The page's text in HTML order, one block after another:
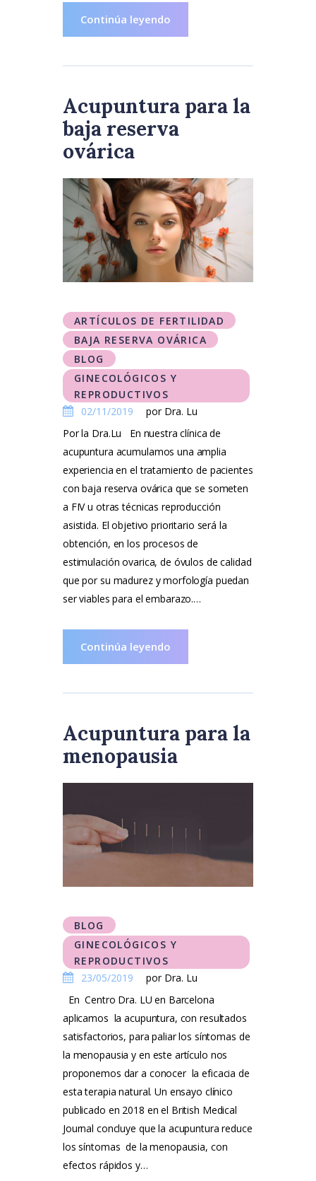
Continúa leyendo
Acupuntura para la
baja reserva
ovárica
ARTÍCULOS DE FERTILIDAD
BAJA RESERVA OVÁRICA
BLOG
GINECOLÓGICOS Y
REPRODUCTIVOS
02/11/2019
por Dra. Lu
Por la Dra.Lu En nuestra clínica de
acupuntura acumulamos una amplia
experiencia en el tratamiento de pacientes
con baja reserva ovárica que se someten
a FIV u otras técnicas reproducción
asistida. El objetivo prioritario será la
obtención, en los procesos de
estimulación ovarica, de óvulos de calidad
que por su madurez y morfología puedan
ser viables para el embarazo.…
Continúa leyendo
Acupuntura para la
menopausia
BLOG
GINECOLÓGICOS Y
REPRODUCTIVOS
23/05/2019
por Dra. Lu
En Centro Dra. LU en Barcelona
aplicamos la acupuntura, con resultados
satisfactorios, para paliar los síntomas de
la menopausia y en este artículo nos
proponemos dar a conocer la eficacia de
esta terapia natural. Un ensayo clínico
publicado en 2018 en el British Medical
Journal concluye que la acupuntura reduce
los síntomas de la menopausia, con
efectos rápidos y…